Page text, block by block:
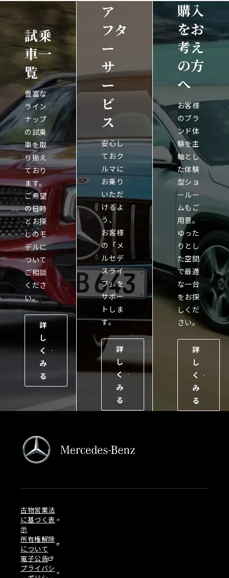
試乗
車一
覧
豊富な
ライン
ナップ
の試乗
車を取
り揃え
ており
ます。
ご希望
の日時
とお探
しのモ
デルに
ついて
ご相談
くださ
い。
詳
し
く
み
る
ア
フタ
ー
サ
ー
ビ
ス
安心し
ておク
ルマに
お乗り
いただ
けるよ
う、
お客様
の「メ
ルセデ
スライ
フ」を
サポー
トしま
す。
詳
し
く
み
る
購入
をお
考え
の方
へ
お客様
のブラ
ンド体
験を主
軸とし
た体験
型ショ
ールー
ムもご
用意。
ゆった
りとし
た空間
で最適
な一台
をお探
しくだ
さい。
詳
し
く
み
る
古物営業法
に基づく表
示
所有権解除
について
電子公告
プライバシ